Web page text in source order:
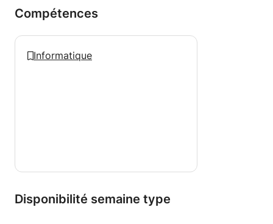
Compétences
Informatique
Disponibilité semaine type